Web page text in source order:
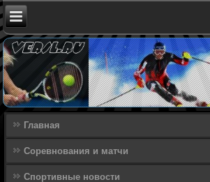
Главная
Соревнования и матчи
Спортивные новости